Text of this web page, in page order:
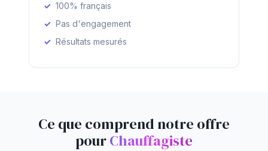
100% français
Pas d'engagement
Résultats mesurés
Ce que comprend notre offre
pourChauffagiste